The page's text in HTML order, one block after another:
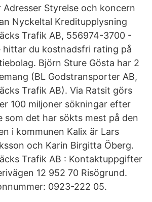
Styrelse och koncern
Nyckeltal Kreditupplysning
Trafik AB, 556974-3700 -
hittar du kostnadsfri rating på
Björn Sture Gösta har 2
(BL Godstransporter AB,
Trafik AB). Via Ratsit görs
100 miljoner sökningar efter
som det har sökts mest på den
i kommunen Kalix är Lars
och Karin Birgitta Öberg.
Trafik AB : Kontaktuppgifter
12 952 70 Risögrund.
0923-222 05.